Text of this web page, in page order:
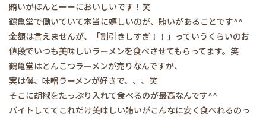
賄いがほんとーーにおいしいです！笑
鶴亀堂で働いていて本当に嬉しいのが、賄いがあることです^^
金額は言えませんが、「割引きしすぎ！！」っていうくらいのお
値段でいつも美味しいラーメンを食べさせてもらってます。笑
鶴亀堂はとんこつラーメンが売りなんですが、
実は僕、味噌ラーメンが好きで、、、笑
そこに胡椒をたっぷり入れて食べるのが最高なんです^^
バイトしててこれだけ美味しい賄いがこんなに安く食べれるのっ